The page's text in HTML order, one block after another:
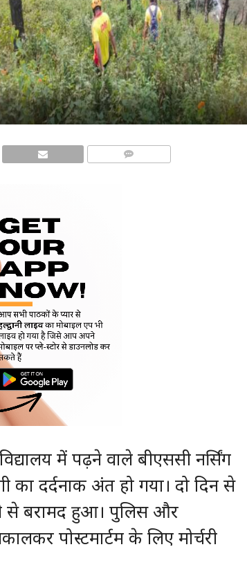
में पढ़ने वाले बीएससी नर्सिंग
का दर्दनाक अंत हो गया। दो दिन से
से बरामद हुआ। पुलिस और
पोस्टमार्टम के लिए मोर्चरी